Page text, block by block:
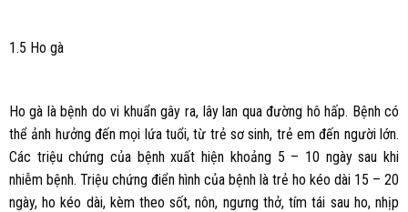
1.5 Ho gà
Ho gà là bệnh do vi khuẩn gây ra, lây lan qua đường hô hấp. Bệnh có
thể ảnh hưởng đến mọi lứa tuổi, từ trẻ sơ sinh, trẻ em đến người lớn.
Các triệu chứng của bệnh xuất hiện khoảng 5 – 10 ngày sau khi
nhiễm bệnh. Triệu chứng điển hình của bệnh là trẻ ho kéo dài 15 – 20
ngày, ho kéo dài, kèm theo sốt, nôn, ngưng thở, tím tái sau ho, nhịp